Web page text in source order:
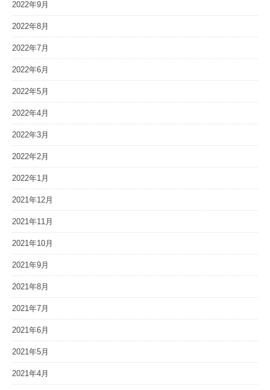
2022年9月
2022年8月
2022年7月
2022年6月
2022年5月
2022年4月
2022年3月
2022年2月
2022年1月
2021年12月
2021年11月
2021年10月
2021年9月
2021年8月
2021年7月
2021年6月
2021年5月
2021年4月